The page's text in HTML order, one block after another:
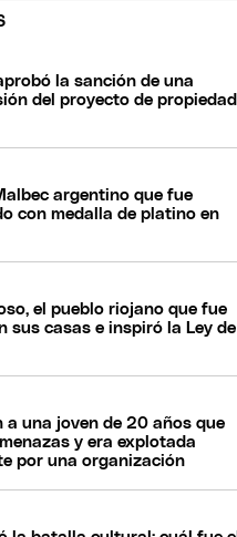
la sanción de una
del proyecto de propiedad
argentino que fue
con medalla de platino en
el pueblo riojano que fue
sus casas e inspiró la Ley de
a una joven de 20 años que
y era explotada
por una organización